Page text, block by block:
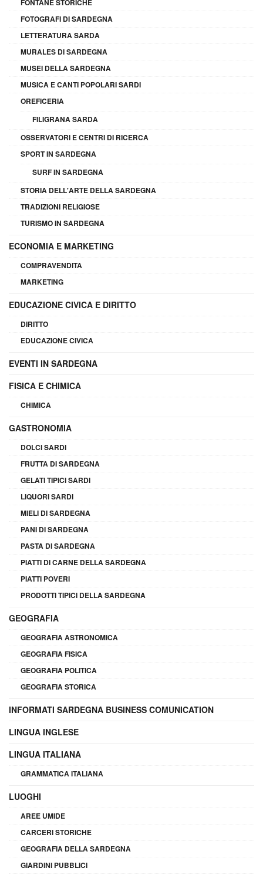
FONTANE STORICHE
FOTOGRAFI DI SARDEGNA
LETTERATURA SARDA
MURALES DI SARDEGNA
MUSEI DELLA SARDEGNA
MUSICA E CANTI POPOLARI SARDI
OREFICERIA
FILIGRANA SARDA
OSSERVATORI E CENTRI DI RICERCA
SPORT IN SARDEGNA
SURF IN SARDEGNA
STORIA DELL'ARTE DELLA SARDEGNA
TRADIZIONI RELIGIOSE
TURISMO IN SARDEGNA
ECONOMIA E MARKETING
COMPRAVENDITA
MARKETING
EDUCAZIONE CIVICA E DIRITTO
DIRITTO
EDUCAZIONE CIVICA
EVENTI IN SARDEGNA
FISICA E CHIMICA
CHIMICA
GASTRONOMIA
DOLCI SARDI
FRUTTA DI SARDEGNA
GELATI TIPICI SARDI
LIQUORI SARDI
MIELI DI SARDEGNA
PANI DI SARDEGNA
PASTA DI SARDEGNA
PIATTI DI CARNE DELLA SARDEGNA
PIATTI POVERI
PRODOTTI TIPICI DELLA SARDEGNA
GEOGRAFIA
GEOGRAFIA ASTRONOMICA
GEOGRAFIA FISICA
GEOGRAFIA POLITICA
GEOGRAFIA STORICA
INFORMATI SARDEGNA BUSINESS COMUNICATION
LINGUA INGLESE
LINGUA ITALIANA
GRAMMATICA ITALIANA
LUOGHI
AREE UMIDE
CARCERI STORICHE
GEOGRAFIA DELLA SARDEGNA
GIARDINI PUBBLICI